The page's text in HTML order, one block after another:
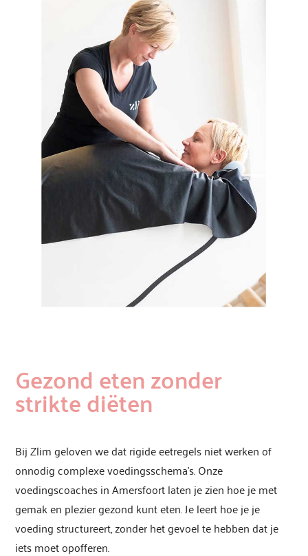
Gezond eten zonder
strikte diëten
Bij Zlim geloven we dat rigide eetregels niet werken of
onnodig complexe voedingsschema’s. Onze
voedingscoaches in Amersfoort laten je zien hoe je met
gemak en plezier gezond kunt eten. Je leert hoe je je
voeding structureert, zonder het gevoel te hebben dat je
iets moet opofferen.